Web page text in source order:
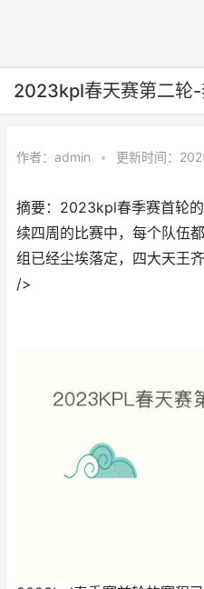
2023kpl春天赛第二轮-
作者： admin • 更新时间：
摘要：2023kpl春季赛首轮
续四周的比赛中，每个队伍
组已经尘埃落定，四大天王
/>